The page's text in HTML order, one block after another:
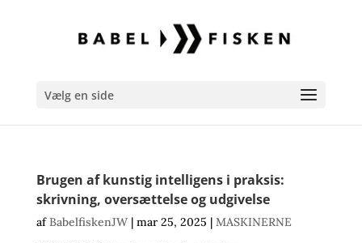
Vælg en side
Brugen af kunstig intelligens i praksis:
skrivning, oversættelse og udgivelse
afBabelfiskenJW| mar 25, 2025 | MASKINERNE